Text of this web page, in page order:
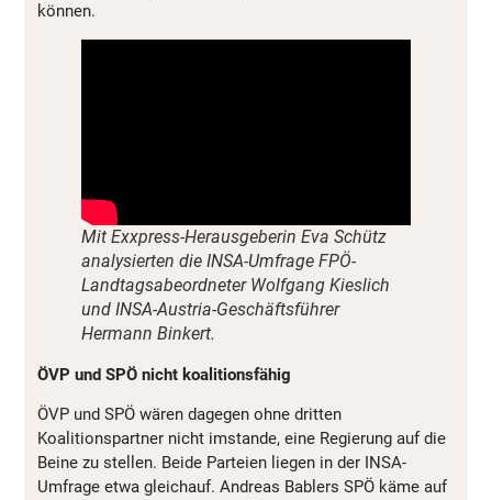
können.
Mit Exxpress-Herausgeberin Eva Schütz
analysierten die INSA-Umfrage FPÖ-
Landtagsabeordneter Wolfgang Kieslich
und INSA-Austria-Geschäftsführer
Hermann Binkert.
ÖVP und SPÖ nicht koalitionsfähig
ÖVP und SPÖ wären dagegen ohne dritten
Koalitionspartner nicht imstande, eine Regierung auf die
Beine zu stellen. Beide Parteien liegen in der INSA-
Umfrage etwa gleichauf. Andreas Bablers SPÖ käme auf